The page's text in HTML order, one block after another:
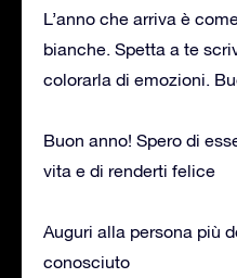
L’anno che arriva è
bianche. Spetta a te
colorarla di emozioni.
Buon anno! Spero di
vita e di renderti felice
Auguri alla persona più
conosciuto